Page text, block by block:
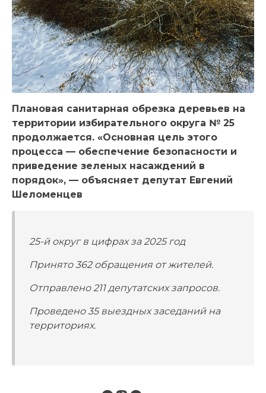
Плановая санитарная обрезка деревьев на
территории избирательного округа № 25
продолжается. «Основная цель этого
процесса — обеспечение безопасности и
приведение зеленых насаждений в
порядок», — объясняет депутат Евгений
Шеломенцев
25-й округ в цифрах за 2025 год
Принято 362 обращения от жителей.
Отправлено 211 депутатских запросов.
Проведено 35 выездных заседаний на
территориях.